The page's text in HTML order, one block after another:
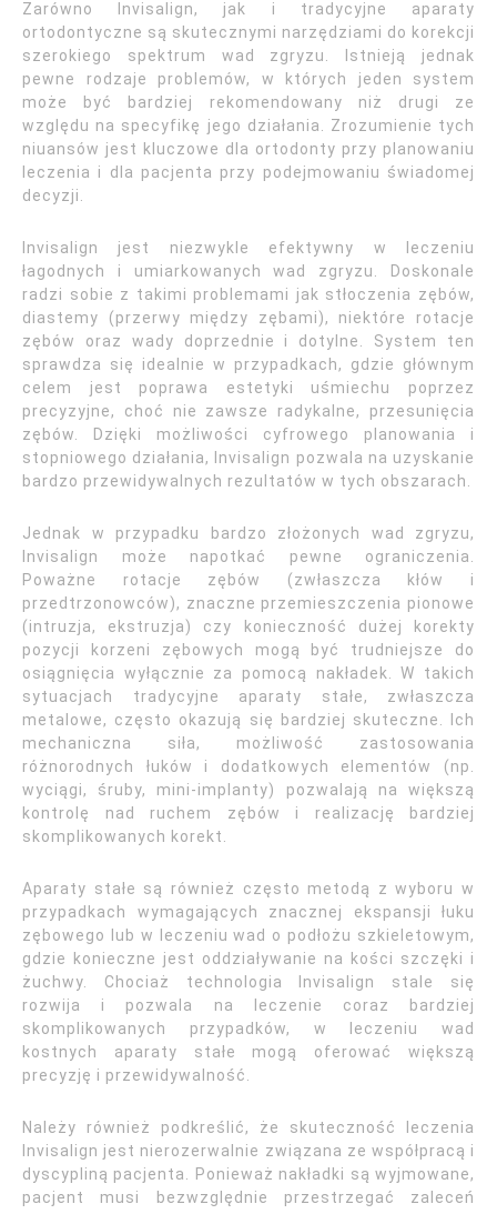
Zarówno Invisalign, jak i tradycyjne aparaty
ortodontyczne są skutecznymi narzędziami do korekcji
szerokiego spektrum wad zgryzu. Istnieją jednak
pewne rodzaje problemów, w których jeden system
może być bardziej rekomendowany niż drugi ze
względu na specyfikę jego działania. Zrozumienie tych
niuansów jest kluczowe dla ortodonty przy planowaniu
leczenia i dla pacjenta przy podejmowaniu świadomej
decyzji.
Invisalign jest niezwykle efektywny w leczeniu
łagodnych i umiarkowanych wad zgryzu. Doskonale
radzi sobie z takimi problemami jak stłoczenia zębów,
diastemy (przerwy między zębami), niektóre rotacje
zębów oraz wady doprzednie i dotylne. System ten
sprawdza się idealnie w przypadkach, gdzie głównym
celem jest poprawa estetyki uśmiechu poprzez
precyzyjne, choć nie zawsze radykalne, przesunięcia
zębów. Dzięki możliwości cyfrowego planowania i
stopniowego działania, Invisalign pozwala na uzyskanie
bardzo przewidywalnych rezultatów w tych obszarach.
Jednak w przypadku bardzo złożonych wad zgryzu,
Invisalign może napotkać pewne ograniczenia.
Poważne rotacje zębów (zwłaszcza kłów i
przedtrzonowców), znaczne przemieszczenia pionowe
(intruzja, ekstruzja) czy konieczność dużej korekty
pozycji korzeni zębowych mogą być trudniejsze do
osiągnięcia wyłącznie za pomocą nakładek. W takich
sytuacjach tradycyjne aparaty stałe, zwłaszcza
metalowe, często okazują się bardziej skuteczne. Ich
mechaniczna siła, możliwość zastosowania
różnorodnych łuków i dodatkowych elementów (np.
wyciągi, śruby, mini-implanty) pozwalają na większą
kontrolę nad ruchem zębów i realizację bardziej
skomplikowanych korekt.
Aparaty stałe są również często metodą z wyboru w
przypadkach wymagających znacznej ekspansji łuku
zębowego lub w leczeniu wad o podłożu szkieletowym,
gdzie konieczne jest oddziaływanie na kości szczęki i
żuchwy. Chociaż technologia Invisalign stale się
rozwija i pozwala na leczenie coraz bardziej
skomplikowanych przypadków, w leczeniu wad
kostnych aparaty stałe mogą oferować większą
precyzję i przewidywalność.
Należy również podkreślić, że skuteczność leczenia
Invisalign jest nierozerwalnie związana ze współpracą i
dyscypliną pacjenta. Ponieważ nakładki są wyjmowane,
pacjent musi bezwzględnie przestrzegać zaleceń